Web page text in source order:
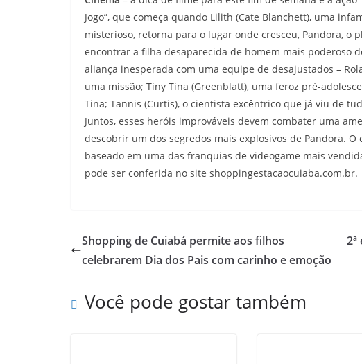
Jogo”, que começa quando Lilith (Cate Blanchett), uma
misterioso, retorna para o lugar onde cresceu, Pandora, o
encontrar a filha desaparecida de homem mais poderoso
aliança inesperada com uma equipe de desajustados –
uma missão; Tiny Tina (Greenblatt), uma feroz pré-
Tina; Tannis (Curtis), o cientista excêntrico que já viu de
Juntos, esses heróis improváveis devem combater uma
descobrir um dos segredos mais explosivos de Pandora.
baseado em uma das franquias de videogame mais
pode ser conferida no site shoppingestacaocuiaba.com.br.
Shopping de Cuiabá permite aos filhos
celebrarem Dia dos Pais com carinho e emoção
Você pode gostar também